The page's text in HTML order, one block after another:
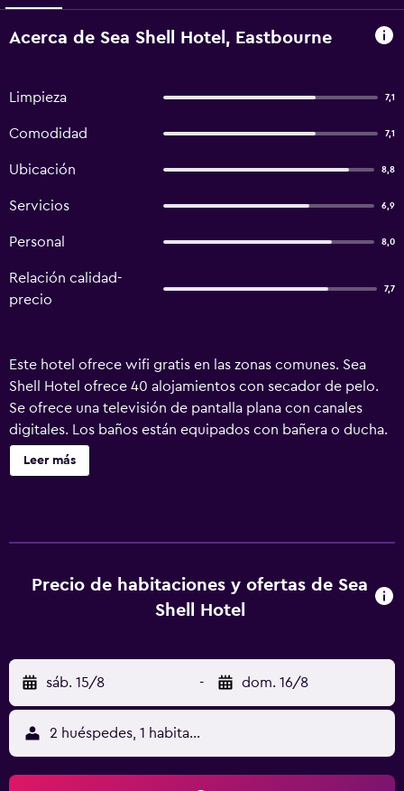
Acerca de Sea Shell Hotel, Eastbourne
Limpieza 7,1
Comodidad 7,1
Ubicación 8,8
Servicios 6,9
Personal 8,0
Relación calidad-
precio
7,7
Este hotel ofrece wifi gratis en las zonas comunes. Sea
Shell Hotel ofrece 40 alojamientos con secador de pelo.
Se ofrece una televisión de pantalla plana con canales
digitales. Los baños están equipados con bañera o ducha.
Los huéspedes pueden navegar por la web gracias a
nuestro acceso a Internet wifi gratis (velocidad: 50 Mbps
Leer más
Precio de habitaciones y ofertas de Sea
Shell Hotel
sáb. 15/8 - dom. 16/8
2 huéspedes, 1 habitación